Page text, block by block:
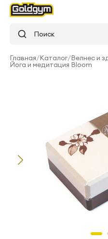
Поиск
Главная/Каталог/Велнес и
Йога и медитация Bloom